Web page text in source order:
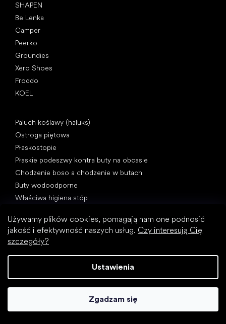
Używamy plików cookies, pomagają nam one podnosić
jakość i efektywność naszych usług. Czy interesują Cię
szczegóły?
Ustawienia
Zgadzam się
SHAPEN
Be Lenka
Camper
Peerko
Groundies
Xero Shoes
Froddo
KOEL
Paluch koślawy (haluks)
Ostroga piętowa
Płaskostopie
Płaskie podeszwy kontra buty na obcasie
Chodzenie boso a chodzenie w butach
Buty wodoodporne
Właściwa higiena stóp
Kategorie specjalne